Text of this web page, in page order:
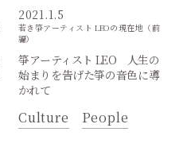
2021.1.5
若き箏アーティスト LEOの現在地（前
編）
箏アーティスト LEO 人生の
始まりを告げた箏の音色に導
かれて
Culture People